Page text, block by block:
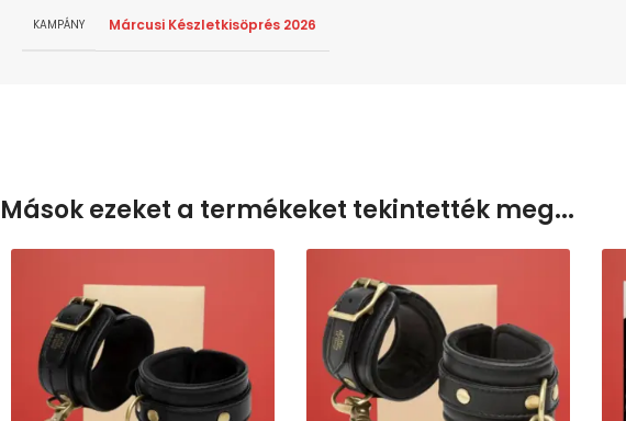
KAMPÁNY Márcusi Készletkisöprés 2026
Mások ezeket a termékeket tekintették meg...